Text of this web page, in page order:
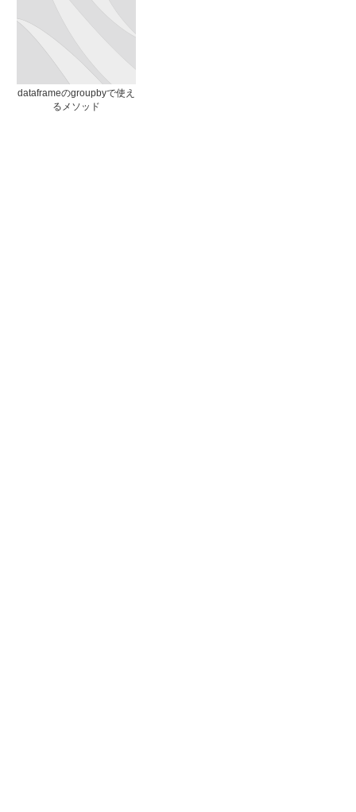
dataframeのgroupbyで使え
るメソッド